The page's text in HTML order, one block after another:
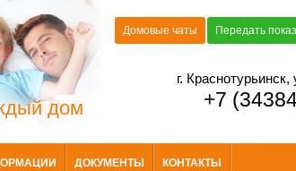
дом
Передать
Домовые чаты
г.
+7
ДОКУМЕНТЫ КОНТАКТЫ